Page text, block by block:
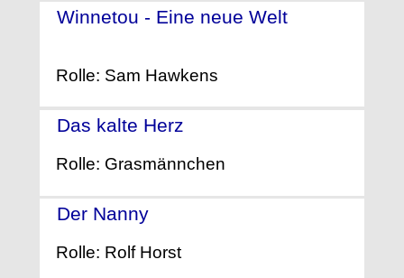
Winnetou - Eine neue Welt
Rolle: Sam Hawkens
Das kalte Herz
Rolle: Grasmännchen
Der Nanny
Rolle: Rolf Horst